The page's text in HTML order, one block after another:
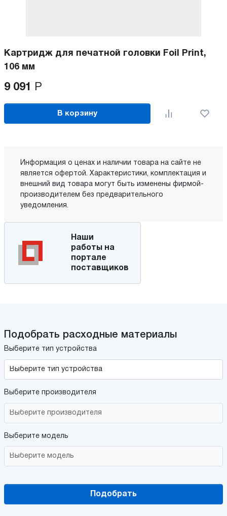
Картридж для печатной головки Foil Print,
106 мм
9 091 Р
В корзину
Информация о ценах и наличии товара на сайте не
является офертой. Характеристики, комплектация и
внешний вид товара могут быть изменены фирмой-
производителем без предварительного
уведомления.
Наши
работы на
портале
поставщиков
Подобрать расходные материалы
Выберите тип устройства
Выберите производителя
Выберите модель
Подобрать